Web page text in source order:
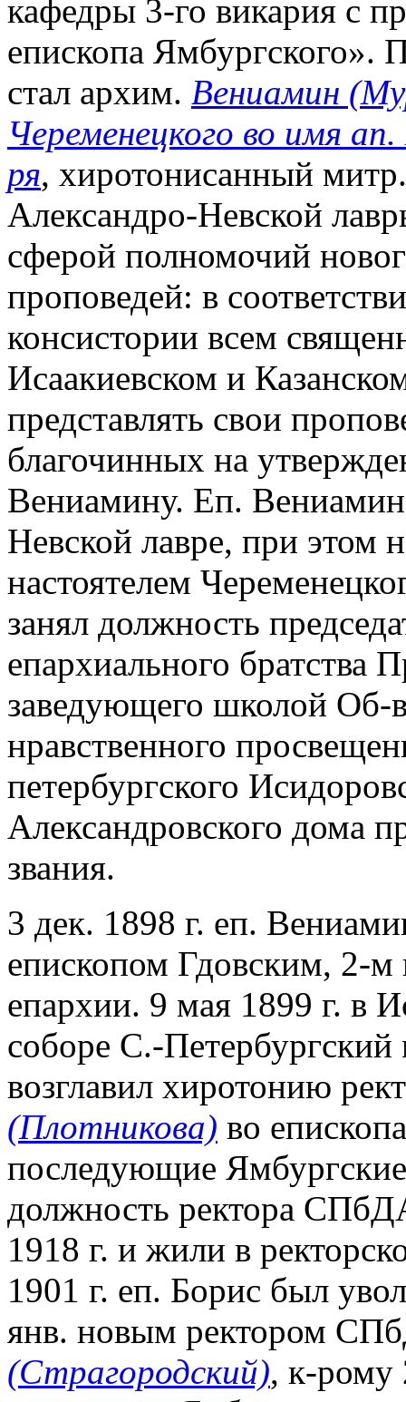
кафедры 3-го викария с
епископа
стал архим. Вениамин
Череменецкого во имя
ря, хиротонисанный
Александро-Невской
сферой полномочий
проповедей: в
консистории всем
Исаакиевском и
представлять свои
благочинных на
Вениамину. Еп.
Невской лавре, при этом
настоятелем
занял должность
епархиального братства
заведующего школой Об-
нравственного
петербургского
Александровского дома
звания.
3 дек. 1898 г. еп.
епископом Гдовским, 2-м
епархии. 9 мая 1899 г. в
соборе С.-
возглавил хиротонию
(Плотникова) во
последующие
должность ректора
1918 г. и жили в
1901 г. еп. Борис был
янв. новым ректором
(Страгородский), к-рому